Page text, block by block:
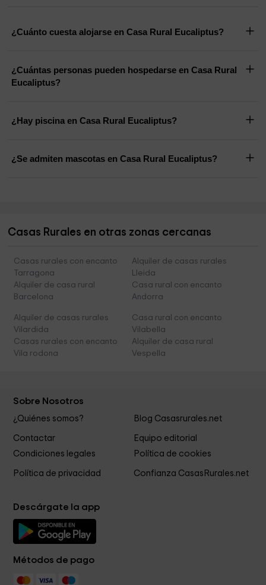
¿Cuánto cuesta alojarse en Casa Rural Eucaliptus?
¿Cuántas personas pueden hospedarse en Casa Rural
Eucaliptus?
¿Hay piscina en Casa Rural Eucaliptus?
¿Se admiten mascotas en Casa Rural Eucaliptus?
Casas Rurales en otras zonas cercanas
Casas rurales con encanto
Tarragona
Alquiler de casas rurales
Lleida
Alquiler de casa rural
Barcelona
Casa rural con encanto
Andorra
Alquiler de casas rurales
Vilardida
Casa rural con encanto
Vilabella
Casas rurales con encanto
Vila rodona
Alquiler de casa rural
Vespella
Sobre Nosotros
¿Quiénes somos? Blog Casasrurales.net
Contactar
Equipo editorial
Condiciones legales
Política de cookies
Política de privacidad Confianza CasasRurales.net
Descárgate la app
Métodos de pago